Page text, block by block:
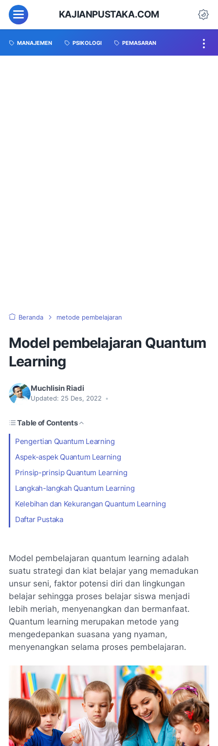
KAJIANPUSTAKA.COM
MANAJEMEN PSIKOLOGI PEMASARAN
Beranda metode pembelajaran
Model pembelajaran Quantum
Learning
Muchlisin Riadi
Updated: 25 Des, 2022 •
Table of Contents
Pengertian Quantum Learning
Aspek-aspek Quantum Learning
Prinsip-prinsip Quantum Learning
Langkah-langkah Quantum Learning
Kelebihan dan Kekurangan Quantum Learning
Daftar Pustaka
Model pembelajaran quantum learning adalah
suatu strategi dan kiat belajar yang memadukan
unsur seni, faktor potensi diri dan lingkungan
belajar sehingga proses belajar siswa menjadi
lebih meriah, menyenangkan dan bermanfaat.
Quantum learning merupakan metode yang
mengedepankan suasana yang nyaman,
menyenangkan selama proses pembelajaran.